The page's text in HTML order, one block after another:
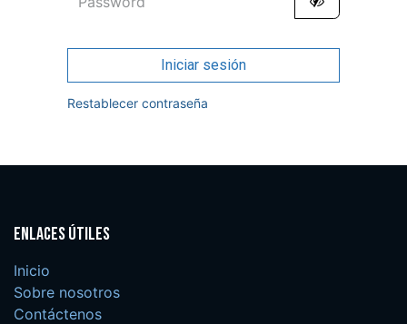
Iniciar sesión
Restablecer contraseña
Enlaces útiles
Inicio
Sobre nosotros
Contáctenos